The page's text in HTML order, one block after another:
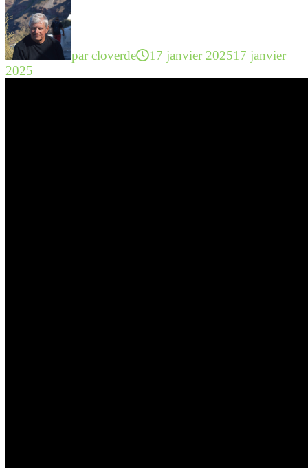
parcloverde 17 janvier 202517 janvier
2025